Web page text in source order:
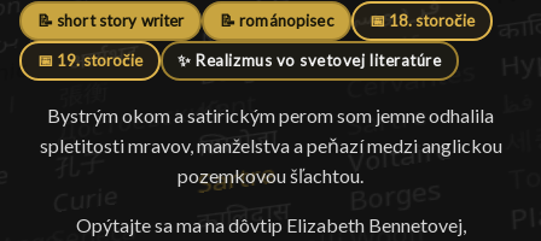
📝 short story writer 📝 románopisec 📅 18. storočie
📅 19. storočie ✨ Realizmus vo svetovej literatúre
Bystrým okom a satirickým perom som jemne odhalila
spletitosti mravov, manželstva a peňazí medzi anglickou
pozemkovou šľachtou.
Opýtajte sa ma na dôvtip Elizabeth Bennetovej,